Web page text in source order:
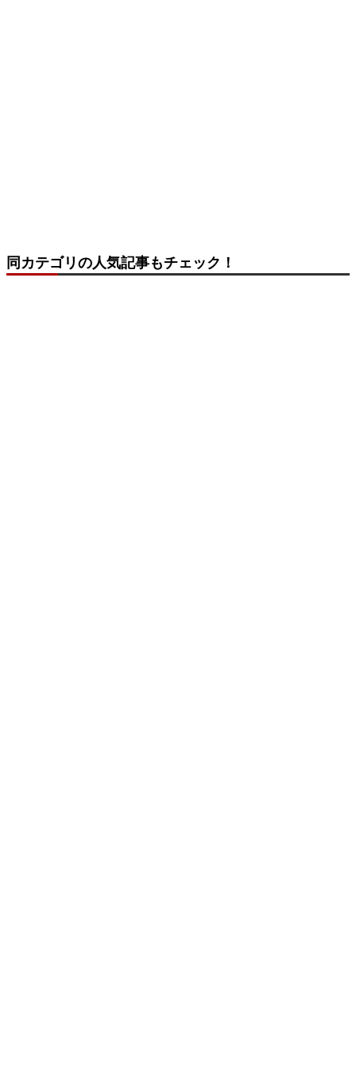
同カテゴリの人気記事もチェック！